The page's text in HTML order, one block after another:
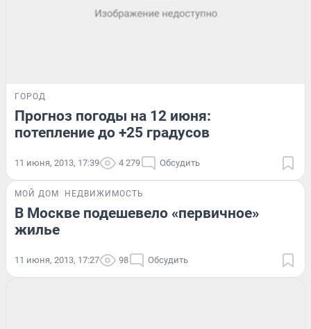
ГОРОД
Прогноз погоды на 12 июня:
потепление до +25 градусов
11 июня, 2013, 17:39 4 279 Обсудить
МОЙ ДОМ НЕДВИЖИМОСТЬ
В Москве подешевело «первичное»
жилье
11 июня, 2013, 17:27 98 Обсудить